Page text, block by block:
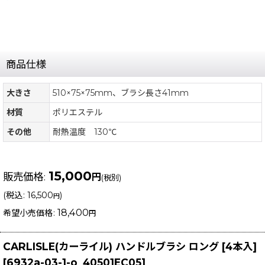
商品仕様
大きさ
510×75×75mm、ブラシ長さ41mm
材質
ポリエステル
その他
耐熱温度 130℃
販売価格: 15,000 円 (税別)
(税込: 16,500 円)
希望小売価格: 18,400 円
CARLISLE(カーライル) ハンドルブラシ ロング [4本入]
[6932a-03-1-o_40501EC05]